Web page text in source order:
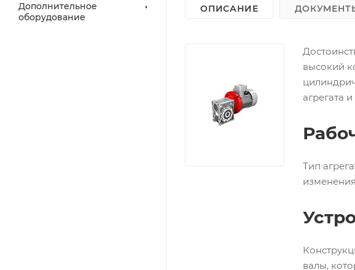
Дополнительное
оборудование
ОПИСАНИЕ
высокий
агрегата
Тип
валы,